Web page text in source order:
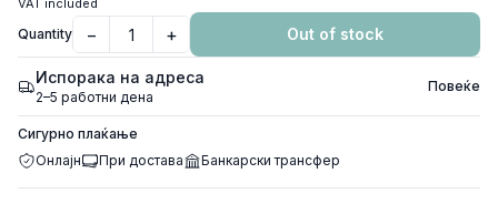
VAT included
Quantity − + Out of stock
Испорака на адреса
2–5 работни дена
Повеќе
Сигурно плаќање
Онлајн
При достава Банкарски трансфер